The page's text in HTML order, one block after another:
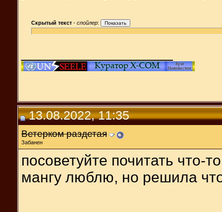
Скрытый текст - спойлер:
13.08.2022, 11:35
Ветерком раздетая
Забанен
посоветуйте почитать что-
мангу люблю, но решила